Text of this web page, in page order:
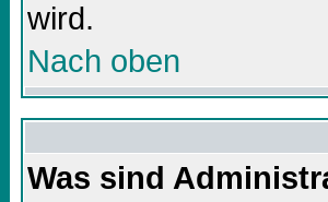
wird.
Nach oben
Was sind